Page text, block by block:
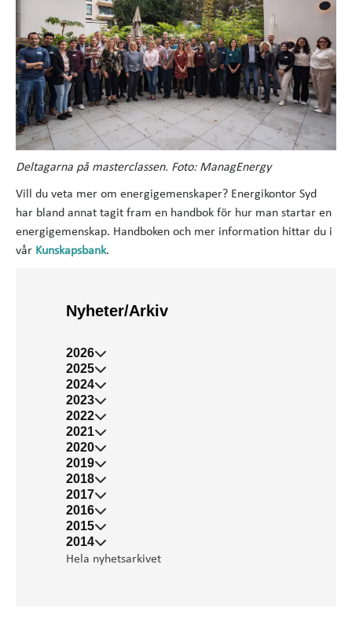
Deltagarna på masterclassen. Foto: ManagEnergy
Vill du veta mer om energigemenskaper? Energikontor Syd
har bland annat tagit fram en handbok för hur man startar en
energigemenskap. Handboken och mer information hittar du i
vår Kunskapsbank.
Nyheter/Arkiv
2026
2025
2024
2023
2022
2021
2020
2019
2018
2017
2016
2015
2014
Hela nyhetsarkivet